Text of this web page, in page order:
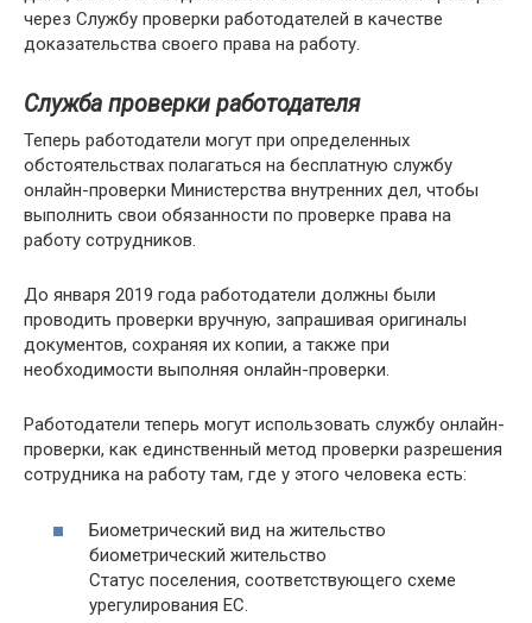
через Службу проверки работодателей в качестве
доказательства своего права на работу.
Служба проверки работодателя
Теперь работодатели могут при определенных
обстоятельствах полагаться на бесплатную службу
онлайн-проверки Министерства внутренних дел, чтобы
выполнить свои обязанности по проверке права на
работу сотрудников.
До января 2019 года работодатели должны были
проводить проверки вручную, запрашивая оригиналы
документов, сохраняя их копии, а также при
необходимости выполняя онлайн-проверки.
Работодатели теперь могут использовать службу онлайн-
проверки, как единственный метод проверки разрешения
сотрудника на работу там, где у этого человека есть:
Биометрический вид на жительство
биометрический жительство
Статус поселения, соответствующего схеме
урегулирования ЕС.